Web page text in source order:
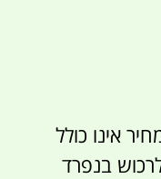
אינו כולל
בנפרד